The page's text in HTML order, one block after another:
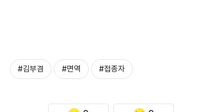
#김부겸 #면역 #접종자